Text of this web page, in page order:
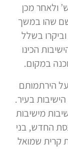
ולאחר מכן
שהו במשך
בשלל
הכינו
במקום.
על הירתמותם
בעיר.
מישיבות
החדש, בני
קרית שמואל